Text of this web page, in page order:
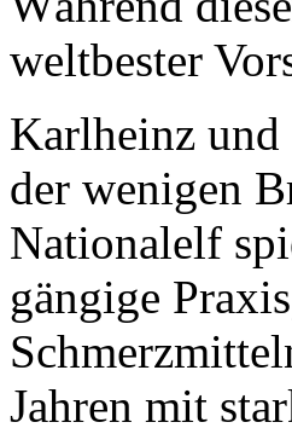
weltbester
Karlheinz
der wenigen
Nationalelf
gängige
Jahren mit